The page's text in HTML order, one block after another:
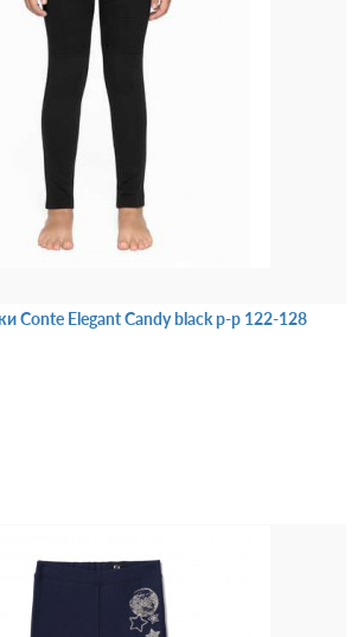
Conte Elegant Candy black р-p 122-128